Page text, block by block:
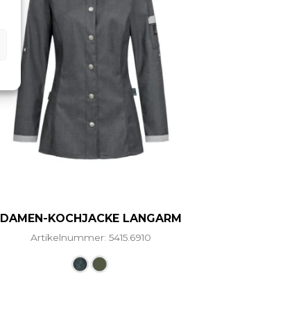
DAMEN-KOCHJACKE LANGARM
Artikelnummer: 5415.6910